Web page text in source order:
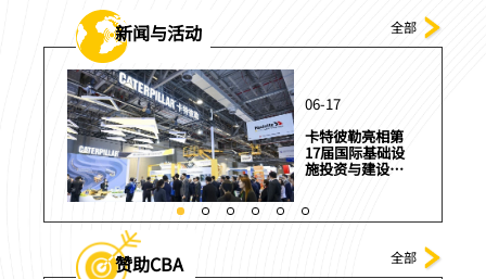
新闻与活动 全部
06-17
卡特彼勒亮相第
17届国际基础设
施投资与建设高
赞助CBA 全部